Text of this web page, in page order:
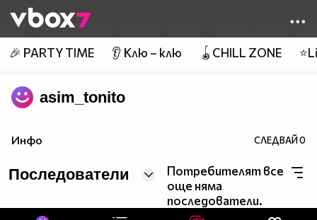
👾
🎉 PARTY TIME 👂 Клю – клю 🪀CHILL ZONE
asim_tonito
Инфо СЛЕДВАЙ0
Последователи
Потребителят все
още няма
последователи.